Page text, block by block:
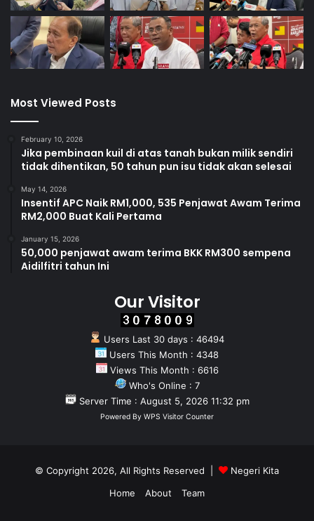
Most Viewed Posts
February 10, 2026
Jika pembinaan kuil di atas tanah bukan milik sendiri
tidak dihentikan, 50 tahun pun isu tidak akan selesai
May 14, 2026
Insentif APC Naik RM1,000, 535 Penjawat Awam Terima
RM2,000 Buat Kali Pertama
January 15, 2026
50,000 penjawat awam terima BKK RM300 sempena
Aidilfitri tahun Ini
Our Visitor
Users Last 30 days : 46494
Users This Month : 4348
Views This Month : 6616
Who's Online : 7
Server Time : August 5, 2026 11:32 pm
Powered By WPS Visitor Counter
© Copyright 2026, All Rights Reserved |
Negeri Kita
Home
About Team